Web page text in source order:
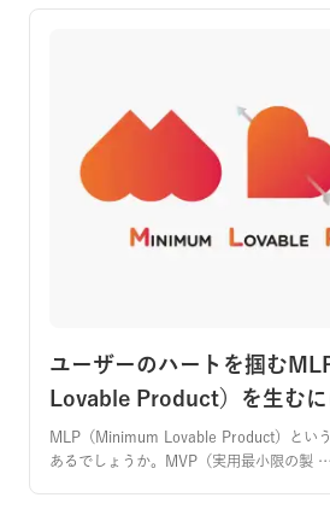
ユーザーのハートを掴む
Lovable Product）を生むに
MLP（Minimum Lovable Product）とい
あるでしょうか。MVP（実用最小限の製 …